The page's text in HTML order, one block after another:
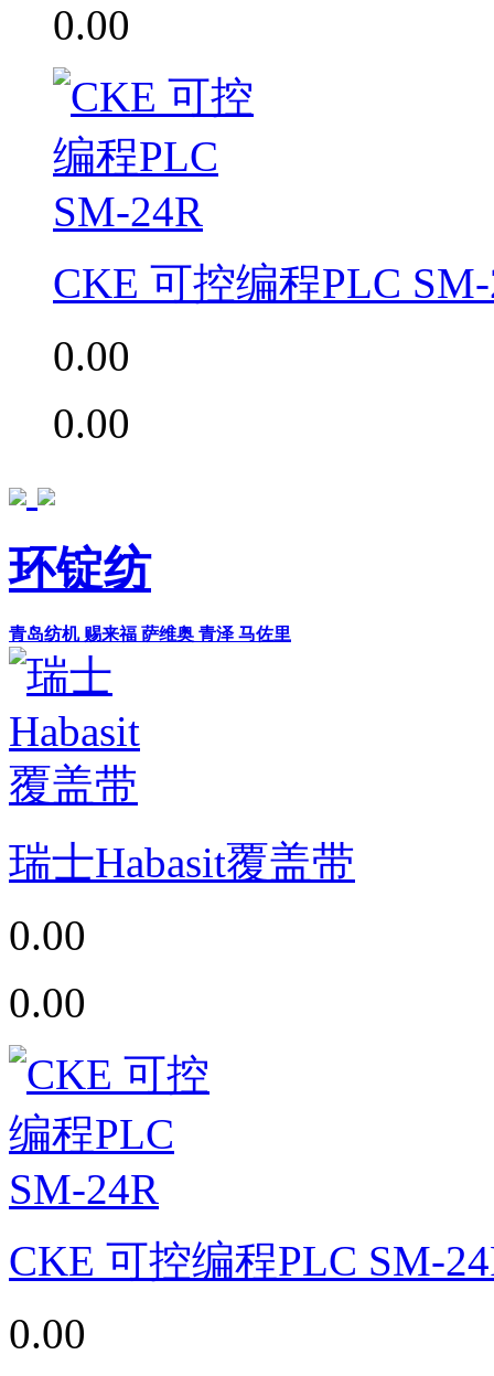
0.00
CKE 可控编程PLC
0.00
0.00
环锭纺
青岛纺机 赐来福 萨维奥 青泽 马佐里
瑞士Habasit覆盖带
0.00
0.00
CKE 可控编程PLC SM-
0.00